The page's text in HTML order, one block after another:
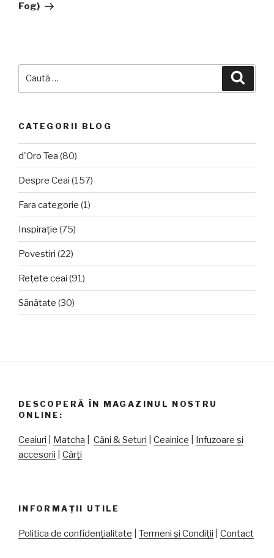
Fog)
CATEGORII BLOG
d'Oro Tea (80)
Despre Ceai (157)
Fara categorie (1)
Inspirație (75)
Povestiri (22)
Rețete ceai (91)
Sănătate (30)
DESCOPERĂ ÎN MAGAZINUL NOSTRU
ONLINE:
Ceaiuri Matcha Căni & Seturi Ceainice
Infuzoare și
accesorii
Cărți
INFORMAȚII UTILE
Politica de confidențialitate Termeni și Condiții Contact